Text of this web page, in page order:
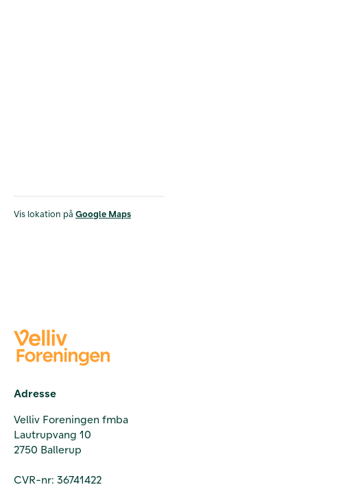
Vis lokation på Google Maps
Adresse
Velliv Foreningen fmba
Lautrupvang 10
2750 Ballerup
CVR-nr: 36741422